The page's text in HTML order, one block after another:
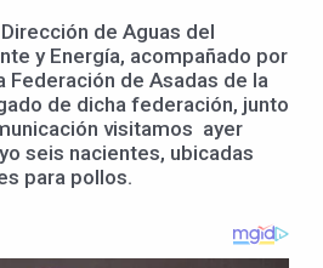
de Aguas del
y Energía, acompañado por
de Asadas de la
de dicha federación, junto
visitamos ayer
seis nacientes, ubicadas
para pollos.